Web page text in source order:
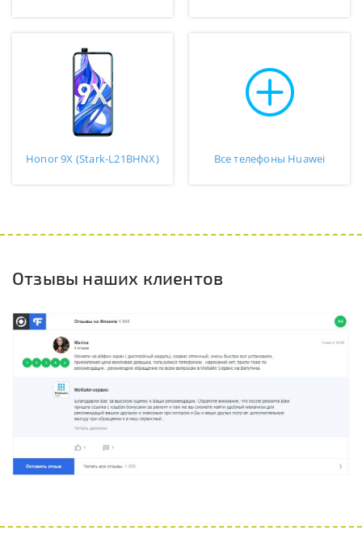
Honor 9X (Stark-L21BHNX) Все телефоны Huawei
Отзывы наших клиентов